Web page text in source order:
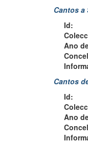
Cantos a
Id:
Ano
Cantos
Id:
Ano